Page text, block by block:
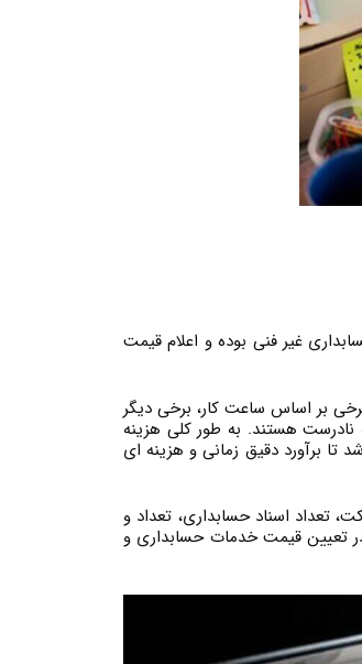
غیر فنی بوده و اعلام قیمت
بر اساس ساعت کار، برخی دیگر
هستند. به طور کلی هزینه
برآورد دقیق زمانی و هزینه ای
تعداد اسناد حسابداری، تعداد و
تعیین قیمت خدمات حسابداری و